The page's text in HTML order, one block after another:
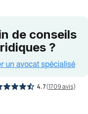
4.7(1709 avis)
de conseils
?